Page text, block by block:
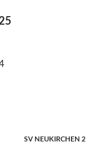
SV NEUKIRCHEN 2